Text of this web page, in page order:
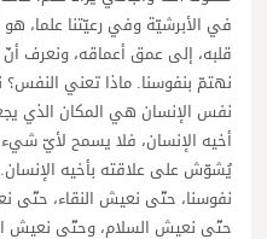
في الأبرشيّة وفي رعيّتنا علما،
قلبه، إلى عمق أعماقه، ونعرف
نهتمّ بنفوسنا. ماذا تعني
نفس الإنسان هي المكان الذي
أخيه الإنسان، فلا يسمح لأيّ
يُشوّش على علاقته بأخيه
نفوسنا، حتّى نعيش النقاء، حتّى
حتّى نعيش السلام، وحتّى نعيش